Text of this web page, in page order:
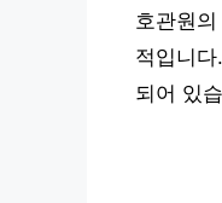
호관원
적입니
되어 있